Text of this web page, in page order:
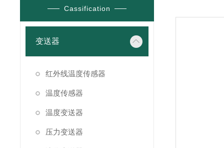
Cassification
变送器
红外线温度传感器
温度传感器
温度变送器
压力变送器